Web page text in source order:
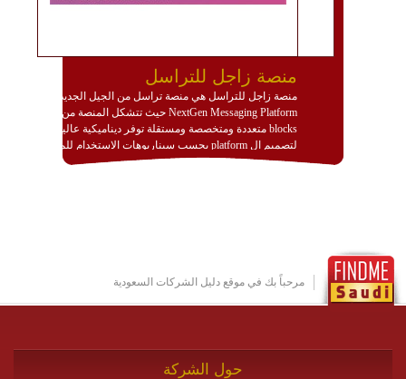
منصة زاجل للتراسل
منصة زاجل للتراسل هي منصة تراسل من الجيل الجديد
NextGen Messaging Platform حيث تتشكل المنصة من
blocks متعددة ومتخصصة ومستقلة توفر ديناميكية عالية
لتصميم ال platform بحسب سيناريوهات الاستخدام للمنصة
وتتوافق مع النشر والاستثمار ضمن بيئة استضافة dedicated
http://www.plutosms.com/zagel
مرحباً بك في موقع دليل الشركات السعودية
حول الشركة